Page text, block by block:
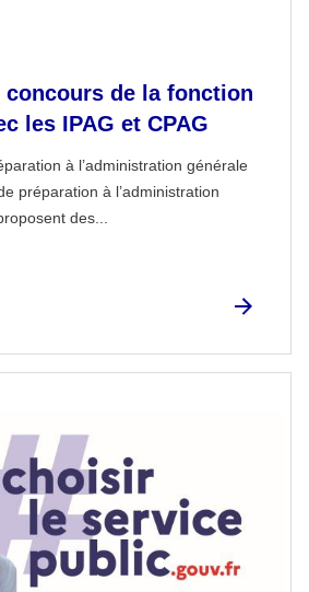
concours de la fonction
les IPAG et CPAG
à l’administration générale
préparation à l’administration
des...